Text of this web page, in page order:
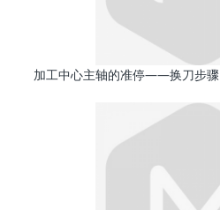
加工中心主轴的准停——换刀步骤